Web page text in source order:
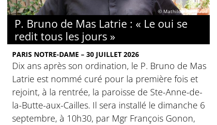
© Mathilde Rambaud
P. Bruno de Mas Latrie : « Le oui se
redit tous les jours »
PARIS NOTRE-DAME – 30 JUILLET 2026
Dix ans après son ordination, le P. Bruno de Mas
Latrie est nommé curé pour la première fois et
rejoint, à la rentrée, la paroisse de Ste-Anne-de-
la-Butte-aux-Cailles. Il sera installé le dimanche 6
septembre, à 10h30, par Mgr François Gonon,